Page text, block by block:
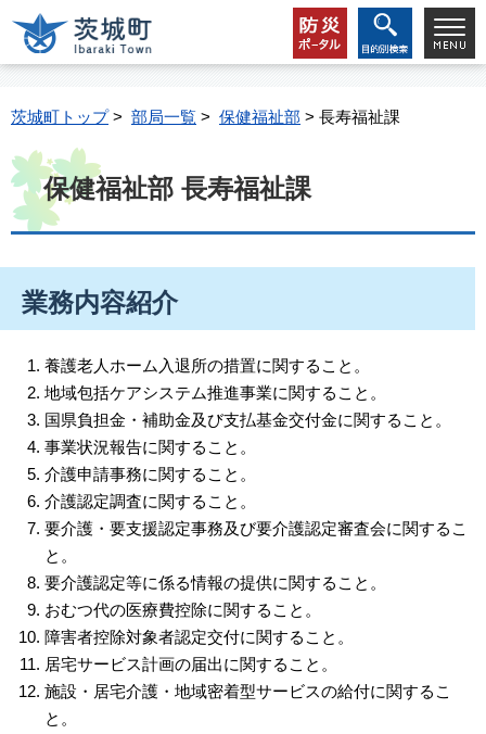
茨城町トップ> 部局一覧 > 保健福祉部 > 長寿福祉課
保健福祉部 長寿福祉課
業務内容紹介
養護老人ホーム入退所の措置に関すること。
地域包括ケアシステム推進事業に関すること。
国県負担金・補助金及び支払基金交付金に関すること。
事業状況報告に関すること。
介護申請事務に関すること。
介護認定調査に関すること。
要介護・要支援認定事務及び要介護認定審査会に関するこ
と。
要介護認定等に係る情報の提供に関すること。
おむつ代の医療費控除に関すること。
障害者控除対象者認定交付に関すること。
居宅サービス計画の届出に関すること。
施設・居宅介護・地域密着型サービスの給付に関するこ
と。